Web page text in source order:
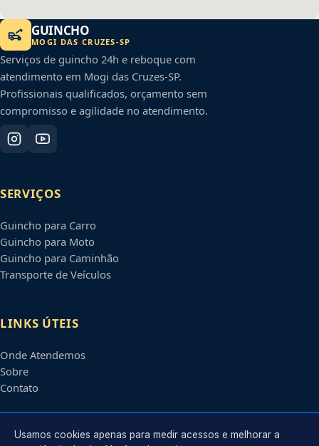
GUINCHO
MOGI DAS CRUZES-SP
Serviços de guincho 24h e reboque com
atendimento em Mogi das Cruzes-SP.
Profissionais qualificados, orçamento sem
compromisso e agilidade no atendimento.
SERVIÇOS
Guincho para Carro
Guincho para Moto
Guincho para Caminhão
Transporte de Veículos
LINKS ÚTEIS
Onde Atendemos
Sobre
Contato
CONTATO
Usamos cookies apenas para medir acessos e melhorar a